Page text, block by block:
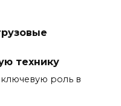
технику
роль в